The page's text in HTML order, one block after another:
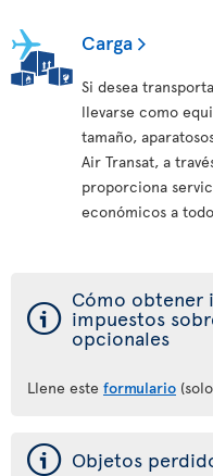
Carga
Si desea
llevarse como
tamaño,
Air Transat, a
proporciona
económicos a
ý Cómo obtener
impuestos
opcionales
Llene este formulario
ý Objetos